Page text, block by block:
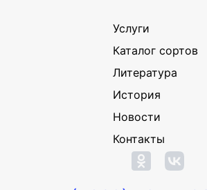
Услуги
Каталог сортов
Литература
История
Новости
Контакты